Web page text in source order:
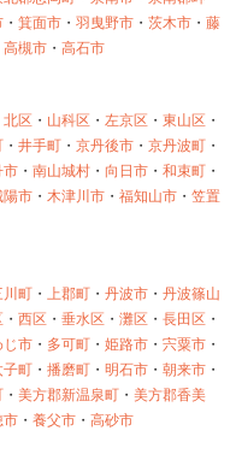
・ 箕面市 ・ 羽曳野市 ・ 茨木市 ・ 藤
高槻市 ・ 高石市
北区 ・ 山科区 ・ 左京区 ・ 東山区 ・
・ 井手町 ・ 京丹後市 ・ 京丹波町 ・
市 ・ 南山城村 ・ 向日市 ・ 和束町 ・
陽市 ・ 木津川市 ・ 福知山市 ・ 笠置
川町 ・ 上郡町 ・ 丹波市 ・ 丹波篠山
・ 西区 ・ 垂水区 ・ 灘区 ・ 長田区 ・
じ市 ・ 多可町 ・ 姫路市 ・ 宍粟市 ・
子町 ・ 播磨町 ・ 明石市 ・ 朝来市 ・
・ 美方郡新温泉町 ・ 美方郡香美
市 ・ 養父市 ・ 高砂市